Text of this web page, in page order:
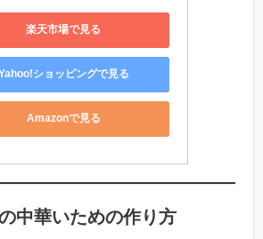
楽天市場で見る
ショッピングで見る
Amazonで見る
中華いための作り方